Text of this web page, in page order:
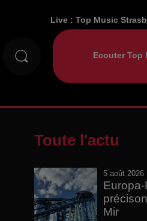
Live :Top Music
Toute l'actu
5 août 2026
Mir